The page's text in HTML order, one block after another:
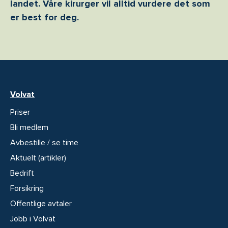
landet. Våre kirurger vil alltid vurdere det som
er best for deg.
Volvat
Priser
Bli medlem
Avbestille / se time
Aktuelt (artikler)
Bedrift
Forsikring
Offentlige avtaler
Jobb i Volvat